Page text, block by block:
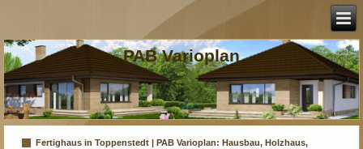
PAB Varioplan
Fertighaus in Toppenstedt | PAB Varioplan: Hausbau, Holzhaus,